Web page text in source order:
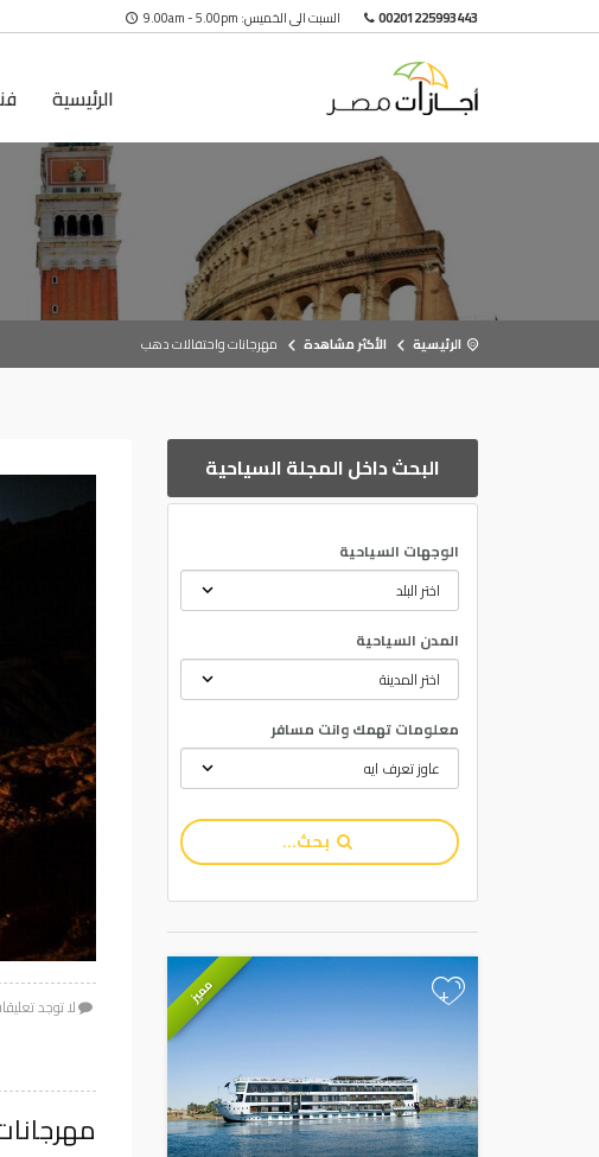
00201225993443 السبت الى الخميس: 9.00am - 5.00pm
الرئيسية
الرئيسية الأكثر مشاهدة مهرجانات واحتفالات دهب
البحث داخل المجلة السياحية
الوجهات السياحية
المدن السياحية
معلومات تهمك وانت مسافر
بحث...
مميز + لا توجد